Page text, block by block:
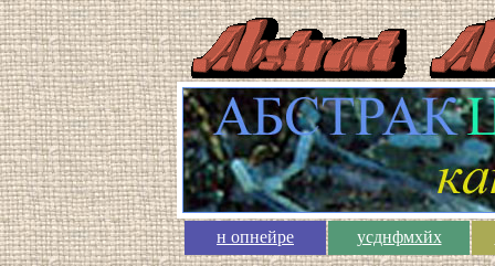
н опнейре усднфмхйх